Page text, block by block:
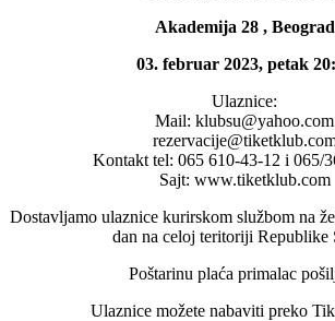
Akademija 28 , Beograd
03. februar 2023, petak
Ulaznice:
Mail: klubsu@yahoo.com
Kontakt tel: 065 610-43-12 i 065/
Sajt: www.tiketklub.com
Dostavljamo ulaznice kurirskom službom na
dan na celoj teritoriji Republike
Poštarinu plaća primalac
Ulaznice možete nabaviti preko